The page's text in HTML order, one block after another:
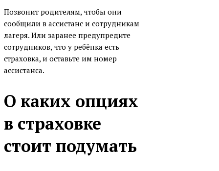
Позвонит родителям, чтобы они
сообщили в ассистанс и сотрудникам
лагеря. Или заранее предупредите
сотрудников, что у ребёнка есть
страховка, и оставьте им номер
ассистанса.
О каких опциях
в страховке
стоит подумать